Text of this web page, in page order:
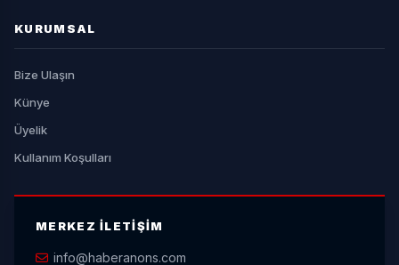
KURUMSAL
Bize Ulaşın
Künye
Üyelik
Kullanım Koşulları
MERKEZ İLETIŞIM
info@haberanons.com